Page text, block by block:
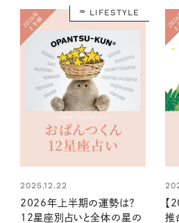
LIFESTYLE
2025.12.22
2026年上半期の運勢は？
12星座別占いと全体の星の
【
推